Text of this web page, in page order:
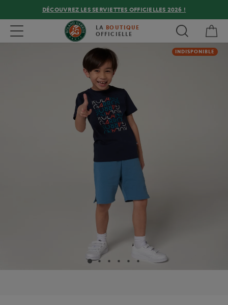
DÉCOUVREZ LES SERVIETTES OFFICIELLES 2026 !
Toggle navigation LA BOUTIQUE
OFFICIELLE
INDISPONIBLE